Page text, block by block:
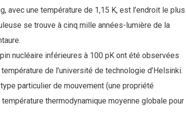
avec une température de 1,15 K, est l’endroit le plus
se trouve à cinq mille années-lumière de la
nucléaire inférieures à 100 pK ont été observées
de l’université de technologie d’Helsinki.
particulier de mouvement (une propriété
thermodynamique moyenne globale pour